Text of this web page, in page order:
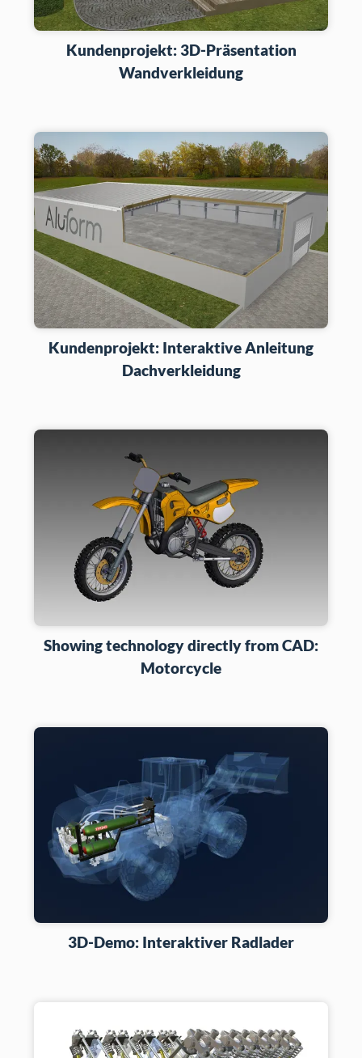
Kundenprojekt: 3D-Präsentation
Wandverkleidung
Kundenprojekt: Interaktive Anleitung
Dachverkleidung
Showing technology directly from CAD:
Motorcycle
3D-Demo: Interaktiver Radlader